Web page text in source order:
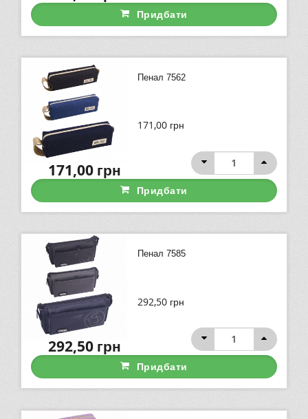
Придбати
Пенал 7562
171,00 грн
171,00грн
Придбати
Пенал 7585
292,50 грн
292,50грн
Придбати